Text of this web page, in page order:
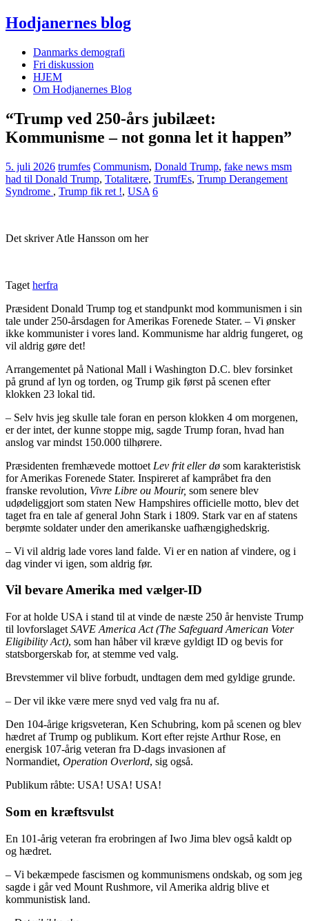
Hodjanernes blog
Danmarks demografi
Fri diskussion
HJEM
Om Hodjanernes Blog
“Trump ved 250-års jubilæet:
Kommunisme – not gonna let it happen”
5. juli 2026 trumfes Communism, Donald Trump, fake news msm
had til Donald Trump, Totalitære, TrumfEs, Trump Derangement
Syndrome , Trump fik ret !, USA 6
Det skriver Atle Hansson om her
Taget herfra
Præsident Donald Trump tog et standpunkt mod kommunismen i sin
tale under 250-årsdagen for Amerikas Forenede Stater. – Vi ønsker
ikke kommunister i vores land. Kommunisme har aldrig fungeret, og
vil aldrig gøre det!
Arrangementet på National Mall i Washington D.C. blev forsinket
på grund af lyn og torden, og Trump gik først på scenen efter
klokken 23 lokal tid.
– Selv hvis jeg skulle tale foran en person klokken 4 om morgenen,
er der intet, der kunne stoppe mig, sagde Trump foran, hvad han
anslog var mindst 150.000 tilhørere.
Præsidenten fremhævede mottoet Lev frit eller dø som karakteristisk
for Amerikas Forenede Stater. Inspireret af kampråbet fra den
franske revolution, Vivre Libre ou Mourir, som senere blev
udødeliggjort som staten New Hampshires officielle motto, blev det
taget fra en tale af general John Stark i 1809. Stark var en af ​​statens
berømte soldater under den amerikanske uafhængighedskrig.
– Vi vil aldrig lade vores land falde. Vi er en nation af vindere, og i
dag vinder vi igen, som aldrig før.
Vil bevare Amerika med vælger-ID
For at holde USA i stand til at vinde de næste 250 år henviste Trump
til lovforslaget SAVE America Act (The Safeguard American Voter
Eligibility Act), som han håber vil kræve gyldigt ID og bevis for
statsborgerskab for, at stemme ved valg.
Brevstemmer vil blive forbudt, undtagen dem med gyldige grunde.
– Der vil ikke være mere snyd ved valg fra nu af.
Den 104-årige krigsveteran, Ken Schubring, kom på scenen og blev
hædret af Trump og publikum. Kort efter rejste Arthur Rose, en
energisk 107-årig veteran fra D-dags invasionen af ​​
Normandiet, Operation Overlord, sig også.
Publikum råbte: USA! USA! USA!
Som en kræftsvulst
En 101-årig veteran fra erobringen af ​​Iwo Jima blev også kaldt op
og hædret.
– Vi bekæmpede fascismen og kommunismens ondskab, og som jeg
sagde i går ved Mount Rushmore, vil Amerika aldrig blive et
kommunistisk land.